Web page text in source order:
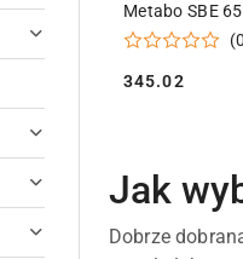
Metabo SBE
uchwytem
Cena:
345.02
Jak
Dobrze